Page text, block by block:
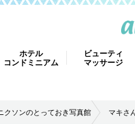
ホテル
コンドミニアム
ビューティ
マッサージ
クソンのとっておき写真館 マキさ